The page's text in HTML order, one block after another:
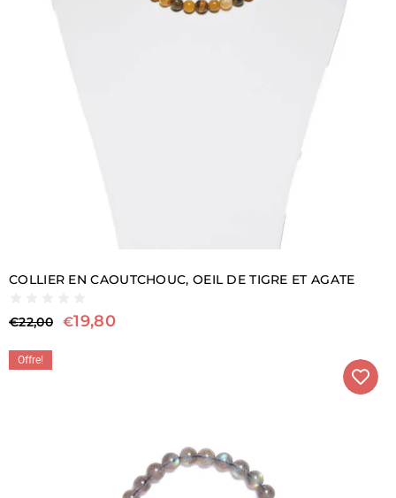
COLLIER EN CAOUTCHOUC, OEIL DE TIGRE ET AGATE
€22,00 €19,80
Offre!